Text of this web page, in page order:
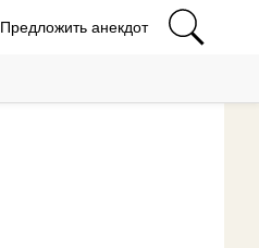
Предложить анекдот